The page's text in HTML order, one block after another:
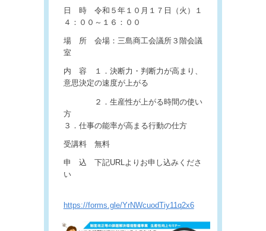
日 時 令和５年１０月１７日（火）１
４：００～１６：００
場 所 会場：三島商工会議所３階会議
室
内 容 １．決断力・判断力が高まり、
意思決定の速度が上がる
２．生産性が上がる時間の使い
方
３．仕事の能率が高まる行動の仕方
受講料 無料
申 込 下記URLよりお申し込みくださ
い
https://forms.gle/YrNWcuodTiy11q2x6